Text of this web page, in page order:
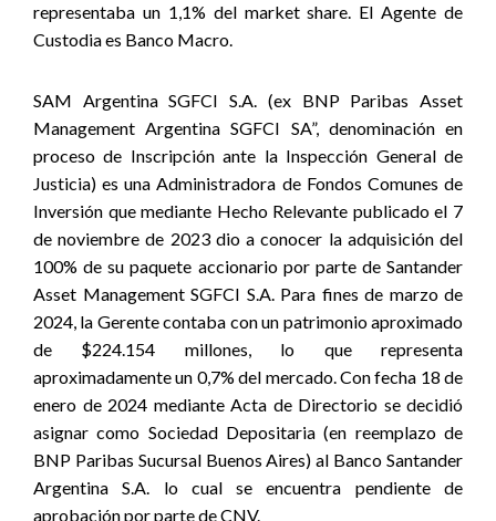
representaba un 1,1% del market share. El Agente de
Custodia es Banco Macro.
SAM Argentina SGFCI S.A. (ex BNP Paribas Asset
Management Argentina SGFCI SA”, denominación en
proceso de Inscripción ante la Inspección General de
Justicia) es una Administradora de Fondos Comunes de
Inversión que mediante Hecho Relevante publicado el 7
de noviembre de 2023 dio a conocer la adquisición del
100% de su paquete accionario por parte de Santander
Asset Management SGFCI S.A. Para fines de marzo de
2024, la Gerente contaba con un patrimonio aproximado
de $224.154 millones, lo que representa
aproximadamente un 0,7% del mercado. Con fecha 18 de
enero de 2024 mediante Acta de Directorio se decidió
asignar como Sociedad Depositaria (en reemplazo de
BNP Paribas Sucursal Buenos Aires) al Banco Santander
Argentina S.A. lo cual se encuentra pendiente de
aprobación por parte de CNV.